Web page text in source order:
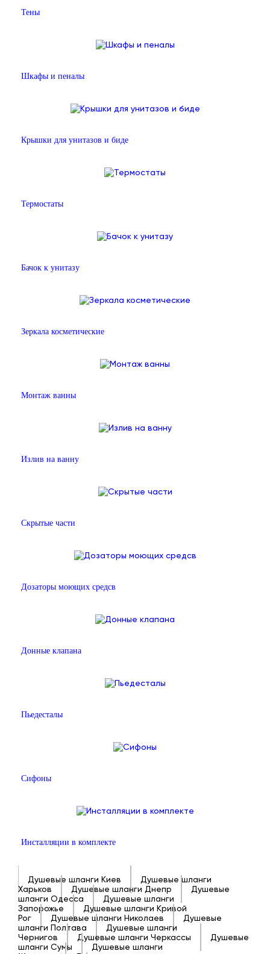
Тены
Шкафы и пеналы
Крышки для унитазов и биде
Термостаты
Бачок к унитазу
Зеркала косметические
Монтаж ванны
Излив на ванну
Скрытые части
Дозаторы моющих средсв
Донные клапана
Пьедесталы
Сифоны
Инсталляции в комплекте
Душевые шланги Киев
Душевые шланги
Харьков
Душевые шланги Днепр
Душевые
шланги Одесса
Душевые шланги
Запорожье
Душевые шланги Кривой
Рог
Душевые шланги Николаев
Душевые
шланги Полтава
Душевые шланги
Чернигов
Душевые шланги Черкассы
Душевые
шланги Сумы
Душевые шланги